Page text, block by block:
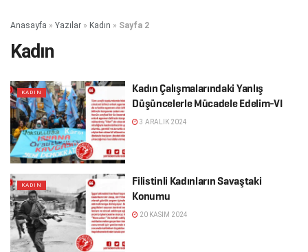
Anasayfa » Yazılar » Kadın » Sayfa 2
Kadın
KADIN
Kadın Çalışmalarındaki Yanlış
Düşüncelerle Mücadele Edelim-VI
3 ARALIK 2024
KADIN
Filistinli Kadınların Savaştaki
Konumu
20 KASIM 2024